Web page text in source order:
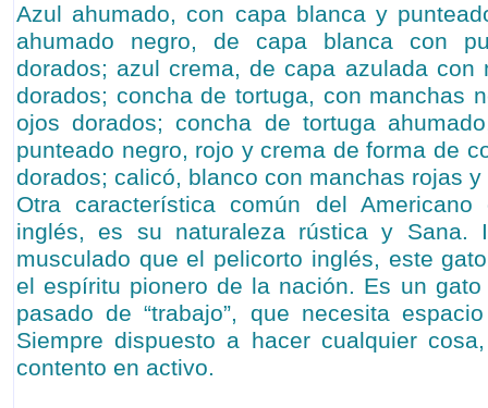
Azul ahumado, con capa blanca y
ahumado negro, de capa blanca con
dorados; azul crema, de capa azulada con
dorados; concha de tortuga, con manchas
ojos dorados; concha de tortuga
punteado negro, rojo y crema de forma de
dorados; calicó, blanco con manchas rojas
Otra característica común del
inglés, es su naturaleza rústica y Sana.
musculado que el pelicorto inglés, este
el espíritu pionero de la nación. Es un
pasado de “trabajo”, que necesita
Siempre dispuesto a hacer cualquier
contento en activo.